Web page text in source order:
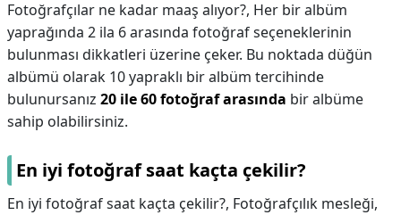
Fotoğrafçılar ne kadar maaş alıyor?, Her bir albüm
yaprağında 2 ila 6 arasında fotoğraf seçeneklerinin
bulunması dikkatleri üzerine çeker. Bu noktada düğün
albümü olarak 10 yapraklı bir albüm tercihinde
bulunursanız 20 ile 60 fotoğraf arasında bir albüme
sahip olabilirsiniz.
En iyi fotoğraf saat kaçta çekilir?
En iyi fotoğraf saat kaçta çekilir?, Fotoğrafçılık mesleği,